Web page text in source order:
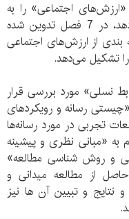
اجتماعی» را به
عنوان دو مفهوم مورد بررسی قرار می‌دهد، در 7 فصل تدوین شده
از ارزش‌های اجتماعی
تشکیل می‌دهد.
نسلی» مورد بررسی قرار
رسانه و رویکردهای
تجربی در مورد رسانه‌ها
«مبانی نظری و پیشینه
و روش شناسی مطالعه»
از مطالعه میدانی و
و تبیین آن ها نیز